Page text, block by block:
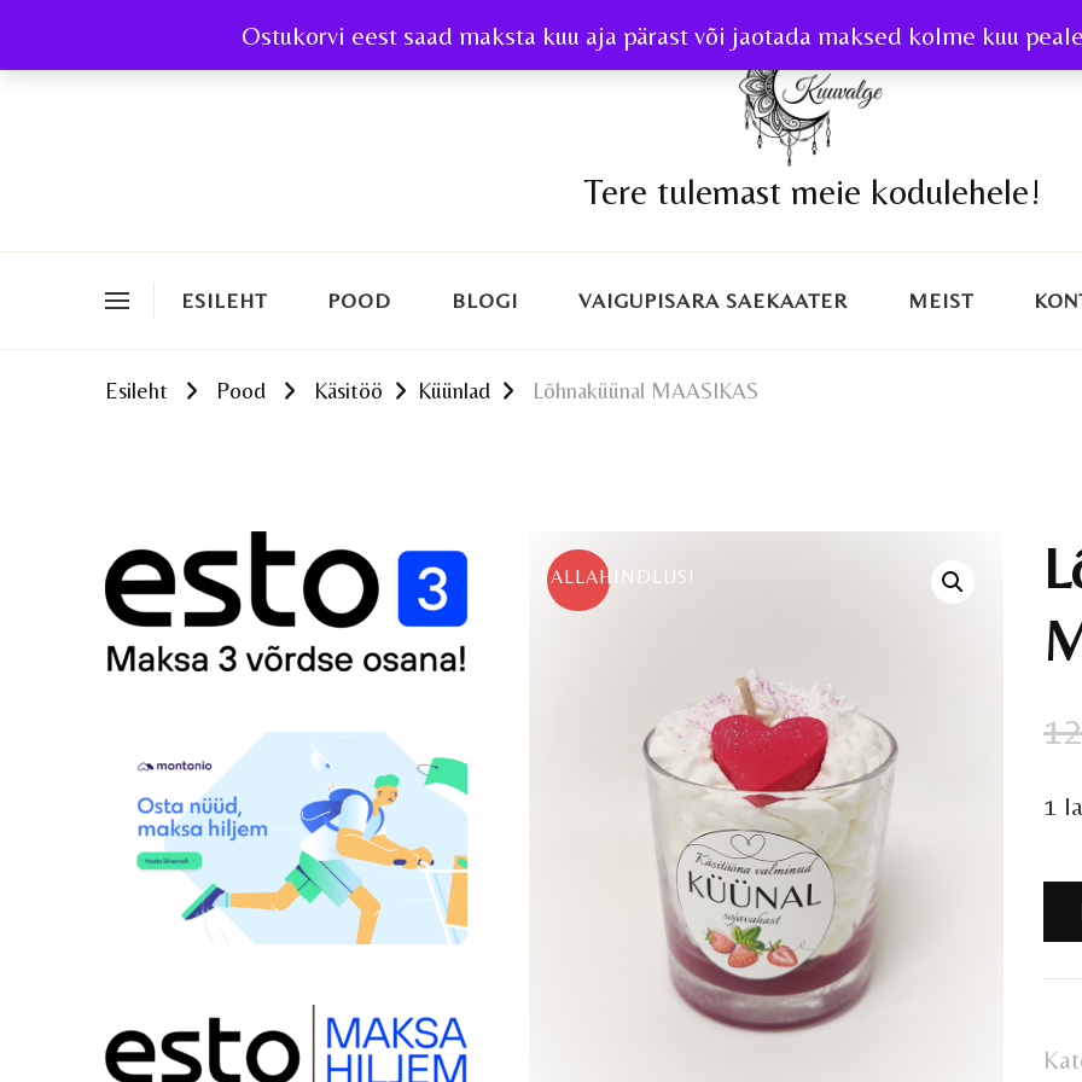
Ostukorvi eest saad maksta kuu aja pärast või jaotada maksed kolme kuu
Tere tulemast meie kodulehele!
ESILEHT POOD BLOGI VAIGUPISARA SAEKAATER MEIST
Esileht Pood Käsitöö Küünlad Lõhnaküünal MAASIKAS
ALLAHINDLUS!
1